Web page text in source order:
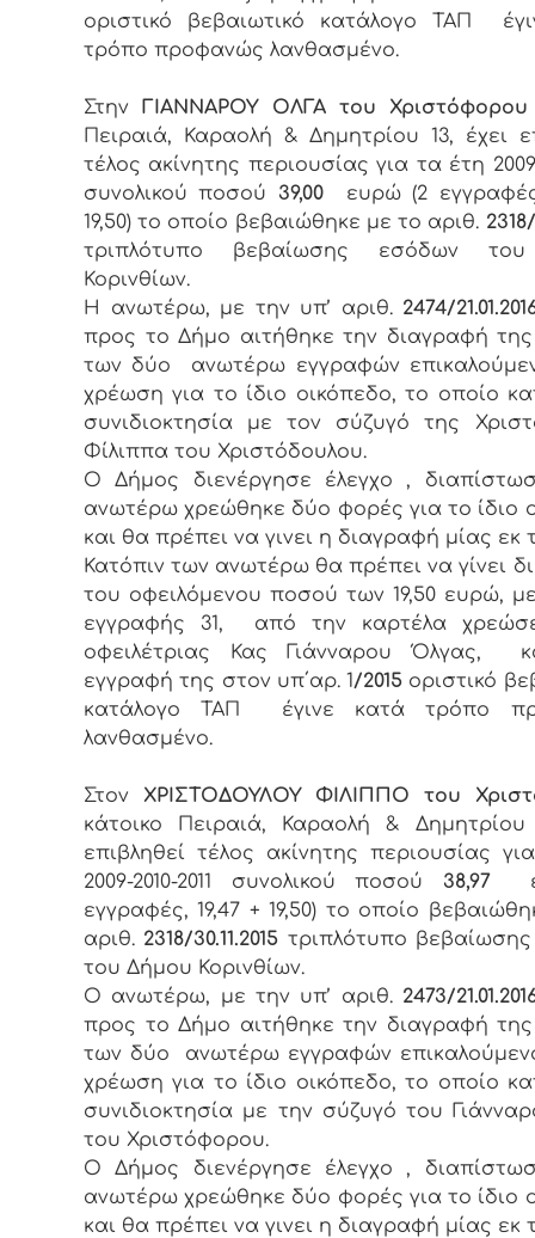
οριστικό βεβαιωτικό κατάλογο ΤΑΠ
τρόπο προφανώς λανθασμένο.
ΣτηνΓΙΑΝΝΑΡΟΥ ΟΛΓΑ του Χριστόφορου
Πειραιά, Καραολή & Δημητρίου 13, έχει
τέλος ακίνητης περιουσίας για τα έτη 2009-
συνολικού ποσού 39,00
ευρώ (2
19,50) το οποίο βεβαιώθηκε με το αριθ.
τριπλότυπο βεβαίωσης εσόδων
Κορινθίων.
Η ανωτέρω, με την υπ’ αριθ. 2474/
προς το Δήμο αιτήθηκε την διαγραφή
των δύο ανωτέρω εγγραφών
χρέωση για το ίδιο οικόπεδο, το οποίο
συνιδιοκτησία με τον σύζυγό της
Φίλιππα του Χριστόδουλου.
Ο Δήμος διενέργησε έλεγχο ,
ανωτέρω χρεώθηκε δύο φορές για το ίδιο
και θα πρέπει να γινει η διαγραφή μίας εκ
Κατόπιν των ανωτέρω θα πρέπει να γίνει
του οφειλόμενου ποσού των 19,50 ευρώ,
εγγραφής 31, από την καρτέλα
οφειλέτριας Κας Γιάνναρου Όλγας,
εγγραφή της στον υπ΄αρ. 1/2015 οριστικό
κατάλογο ΤΑΠ έγινε κατά τρόπο
λανθασμένο.
Στον ΧΡΙΣΤΟΔΟΥΛΟΥ ΦΙΛΙΠΠΟ του
κάτοικο Πειραιά, Καραολή & Δημητρίου
επιβληθεί τέλος ακίνητης περιουσίας
2009-2010-2011 συνολικού ποσού 38,97
εγγραφές, 19,47 + 19,50) το οποίο
αριθ. 2318/30.11.2015 τριπλότυπο
του Δήμου Κορινθίων.
Ο ανωτέρω, με την υπ’ αριθ. 2473/
προς το Δήμο αιτήθηκε την διαγραφή
των δύο ανωτέρω εγγραφών
χρέωση για το ίδιο οικόπεδο, το οποίο
συνιδιοκτησία με την σύζυγό του
του Χριστόφορου.
Ο Δήμος διενέργησε έλεγχο ,
ανωτέρω χρεώθηκε δύο φορές για το ίδιο
και θα πρέπει να γινει η διαγραφή μίας εκ